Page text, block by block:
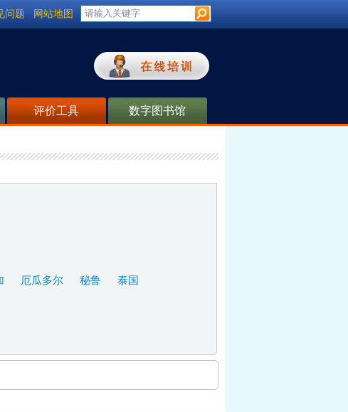
问题 网站地图
评价工具 数字图书馆
厄瓜多尔 秘鲁
泰国